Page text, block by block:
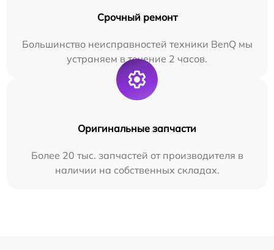
Срочный ремонт
Большинство неисправностей техники BenQ мы
устраняем в течение 2 часов.
Оригинальные запчасти
Более 20 тыс. запчастей от производителя в
наличии на собственных складах.